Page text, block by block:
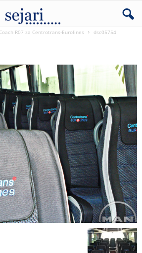
R07 za Centrotrans-Eurolines dsc05754